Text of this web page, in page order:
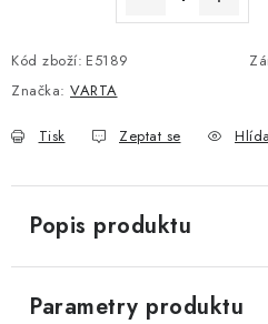
ZPĚTNÝ ODBĚR
Kód zboží: E5189
Značka: VARTA
Tisk Zeptat se
Popis produktu
Parametry produktu